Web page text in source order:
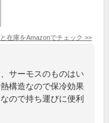
在庫をAmazonでチェック >>
サーモスのものはい
構造なので保冷効果
ので持ち運びに便利